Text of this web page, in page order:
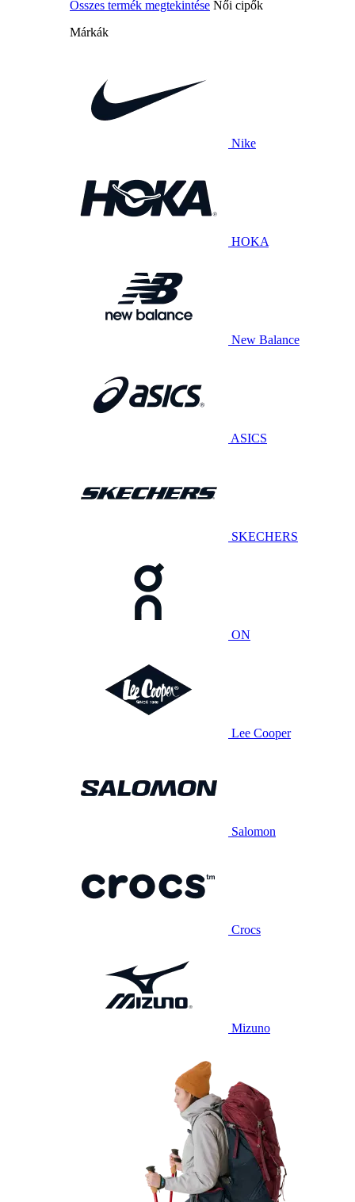
Összes termék megtekintése Női cipők
Márkák
Nike
HOKA
New Balance
ASICS
SKECHERS
ON
Lee Cooper
Salomon
Crocs
Mizuno